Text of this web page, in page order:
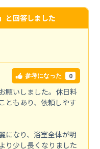
と回答しました
参考になった 0
願いしました。休日料
ともあり、依頼しやす
になり、浴室全体が明
り少し長くなりました